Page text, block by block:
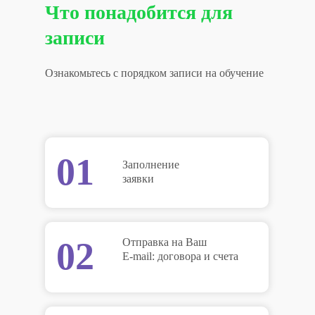
Что понадобится для
записи
Ознакомьтесь с порядком записи на обучение
01
02
Заполнение
заявки
Отправка на Ваш
E-mail: договора и счета